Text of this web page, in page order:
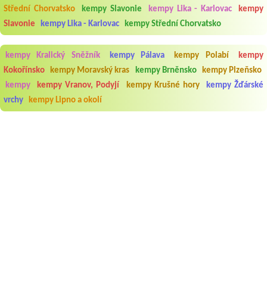
Střední Chorvatsko
kempy Slavonie kempy Lika - Karlovac
kempy
Slavonie
kempy Lika - Karlovac kempy Střední Chorvatsko
kempy Kralický Sněžník kempy Pálava kempy Polabí
kempy
Kokořínsko
kempy Moravský kras kempy Brněnsko
kempy Plzeňsko
kempy
kempy Vranov, Podyjí kempy Krušné hory
kempy Žďárské
vrchy kempy Lipno a okolí